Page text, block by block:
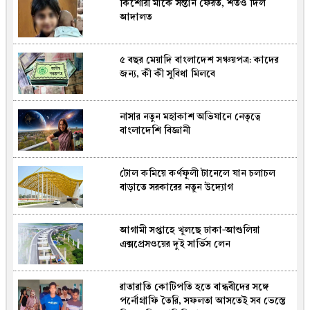
রাষ্ট্রপতি নির্বাচন: বিএনপির পক্ষে দুই
মনোনয়নপত্র সংগ্রহ
যুক্তরাষ্ট্রে উটাহতে দাবানল নেভাতে গিয়ে
হেলিকপ্টার বিধ্বস্ত, পাইলটসহ নিহত ২
ইরা‌নের প্রেসি‌ডেন্ট বল‌লেন, যু‌দ্ধে শত্রু পক্ষ‌কে
দমন ক‌রে আমাদের যোদ্ধারা বিশ্বকে হতবাক
শেখ হাসিনা ইস্যুতে বাংলাদেশ-ভারত সম্পর্কে
টানাপোড়েন কি বাড়ছে?
এক বছ‌রে প্রায় ২৪ কোটি টাকা কর দিলেন
‌ক্রিকেটার ঋষভ পন্থ!
বেসরকারি জ্বালানি তেল আমদানি নীতিমালা
নিয়ে বিভ্রান্তি, স্বচ্ছতা ও প্রতিযোগিতার আশ্বাস
আদালত
৫ বছর মেয়াদি বাংলাদেশ সঞ্চয়পত্র: কাদের
জন্য, কী কী সুবিধা মিলবে
নাসার নতুন মহাকাশ অভিযানে নেতৃত্বে
বাংলাদেশি বিজ্ঞানী
টোল কমিয়ে কর্ণফুলী টানেলে যান চলাচল
বাড়াতে সরকারের নতুন উদ্যোগ
আগামী সপ্তাহে খুলছে ঢাকা-আশুলিয়া
এক্সপ্রেসওয়ের দুই সার্ভিস লেন
রাতারাতি কোটিপতি হতে বান্ধবীদের সঙ্গে
পর্নোগ্রাফি তৈরি, সফলতা আসতেই সব ভেস্তে